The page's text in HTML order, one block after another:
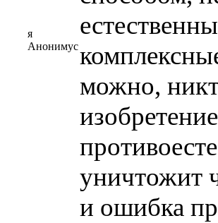
я
Анонимус
можно,
уничтожит
и ошибка